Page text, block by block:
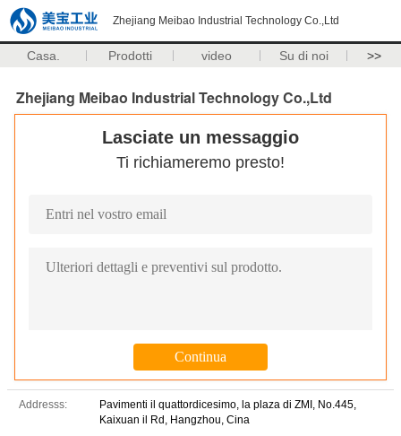
Zhejiang Meibao Industrial Technology Co.,Ltd
Casa. Prodotti video Su di noi >>
Zhejiang Meibao Industrial Technology Co.,Ltd
Lasciate un messaggio
Ti richiameremo presto!
Addresss:
Pavimenti il quattordicesimo, la plaza di ZMI, No.445,
Kaixuan il Rd, Hangzhou, Cina